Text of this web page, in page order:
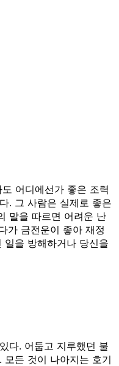
어디에선가 좋은 조력
. 그 사람은 실제로 좋은
말을 따르면 어려운 난
가 금전운이 좋아 재정
일을 방해하거나 당신을
다. 어둡고 지루했던 불
든 것이 나아지는 호기